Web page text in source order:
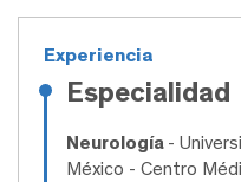
Experiencia
Especialidad
Neurología -
México - Centro